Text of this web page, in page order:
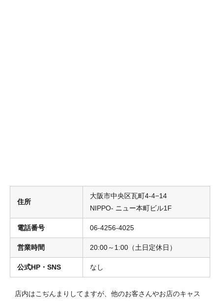
住所
大阪市中央区瓦町4-4−14
NIPPO‐ ニュー本町ビル1F
電話番号 06-4256-4025
営業時間 20:00～1:00（土日定休日）
公式HP・SNS なし
店内はこぢんまりしてますが、他のお客さんやお店のキャス